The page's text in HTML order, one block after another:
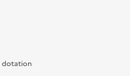
dotation